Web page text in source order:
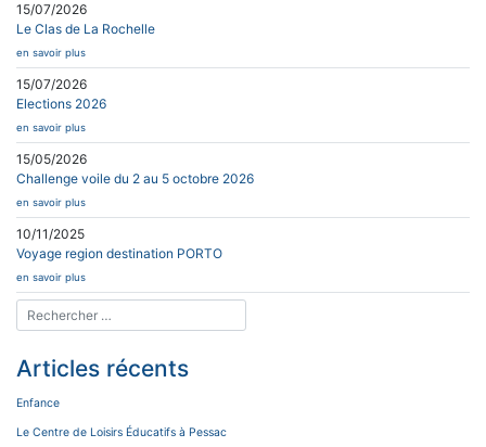
15/07/2026
Le Clas de La Rochelle
en savoir plus
15/07/2026
Elections 2026
en savoir plus
15/05/2026
Challenge voile du 2 au 5 octobre 2026
en savoir plus
10/11/2025
Voyage region destination PORTO
en savoir plus
Articles récents
Enfance
Le Centre de Loisirs Éducatifs à Pessac